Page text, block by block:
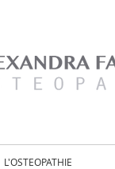
L'OSTEOPATHIE